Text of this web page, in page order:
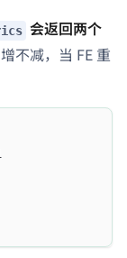
会返回两个
不减，当 FE 重